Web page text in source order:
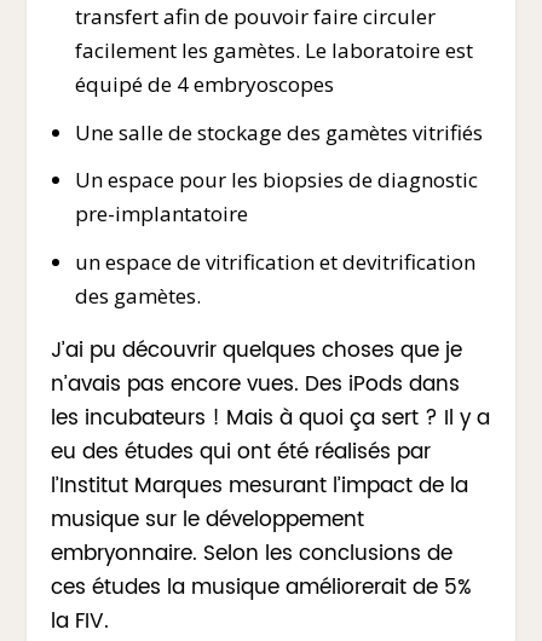
transfert afin de pouvoir faire circuler
facilement les gamètes. Le laboratoire est
équipé de 4 embryoscopes
Une salle de stockage des gamètes vitrifiés
Un espace pour les biopsies de diagnostic
pre-implantatoire
un espace de vitrification et devitrification
des gamètes.
J’ai pu découvrir quelques choses que je
n’avais pas encore vues. Des iPods dans
les incubateurs ! Mais à quoi ça sert ? Il y a
eu des études qui ont été réalisés par
l’Institut Marques mesurant l’impact de la
musique sur le développement
embryonnaire. Selon les conclusions de
ces études la musique améliorerait de 5%
la FIV.